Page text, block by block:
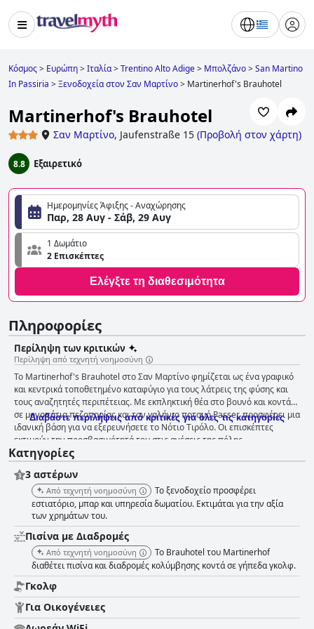
Κόσμος> Ευρώπη>Ιταλία>Trentino Alto Adige> Μπολζάνο>San Martino
In Passiria >Ξενοδοχεία στον Σαν Μαρτίνο> Martinerhof's Brauhotel
Martinerhof's Brauhotel
Σαν Μαρτίνο, Jaufenstraße 15 (Προβολή στον χάρτη)
8.8 Εξαιρετικό
Ημερομηνίες Άφιξης - Αναχώρησης
Παρ, 28 Αυγ - Σάβ, 29 Αυγ
1 Δωμάτιο
2 Επισκέπτες
Ελέγξτε τη διαθεσιμότητα
Πληροφορίες
Περίληψη των κριτικών
Περίληψη από τεχνητή νοημοσύνη
Το Martinerhof's Brauhotel στο Σαν Μαρτίνο φημίζεται ως ένα γραφικό
και κεντρικά τοποθετημένο καταφύγιο για τους λάτρεις της φύσης και
τους αναζητητές περιπέτειας. Με εκπληκτική θέα στο βουνό και κοντά
σε μονοπάτια πεζοπορίας και τον γαλήνιο ποταμό Passer, προσφέρει μια
ιδανική βάση για να εξερευνήσετε το Νότιο Τιρόλο. Οι επισκέπτες
εκτιμούν την προσβασιμότητά του στις ανέσεις της πόλης,
συμπεριλαμβανομένης της δημοτικής πισίνας απέναντι, προσθέτοντας
στην ευκολία. Η γαστρονομική εμπειρία είναι ιδιαίτερα αξιέπαινη, με
έναν εξαιρετικό πρωινό μπουφέ που προσφέρει μια πλούσια επιλογή
από υψηλής ποιότητας τοπικές σπεσιαλιτέ. Γνωστό για την ενσάρκωση
μιας εμπειρίας πέντε αστέρων, το πρωινό διαθέτει φρέσκα προϊόντα και
ποικίλες επιλογές που καλύπτουν διάφορα γούστα. Το δείπνο στο
εστιατόριο του ξενοδοχείου επαινείται εξίσου, αναδεικνύοντας νόστιμα
τυρολέζικα πιάτα και την εξαιρετική σπιτική μπύρα τους. Η φιλόξενη
ατμόσφαιρα και η φιλική εξυπηρέτηση που παρέχεται από το προσωπικό
ενισχύουν την εμπειρία. Οι επισκέπτες τονίζουν σταθερά την
καθαριότητα και την άνεση των ευρύχωρων δωματίων, τα οποία συχνά
διαθέτουν μπαλκόνια. Οι άψογα συντηρημένες εγκαταστάσεις και το
εξυπηρετικό προσωπικό δημιουργούν ένα φιλόξενο περιβάλλον.
Ορισμένα δωμάτια μπορεί να επωφεληθούν από ανακαινίσεις, ωστόσο η
Διαβάστε περιλήψεις από κριτικές για όλες τις κατηγορίες
Κατηγορίες
3 αστέρων
Από τεχνητή νοημοσύνη
Το ξενοδοχείο προσφέρει
εστιατόριο, μπαρ και υπηρεσία δωματίου. Εκτιμάται για την αξία
των χρημάτων του.
Πισίνα με Διαδρομές
Από τεχνητή νοημοσύνη
Το Brauhotel του Martinerhof
διαθέτει πισίνα και διαδρομές κολύμβησης κοντά σε γήπεδα γκολφ.
Γκολφ
Για Οικογένειες